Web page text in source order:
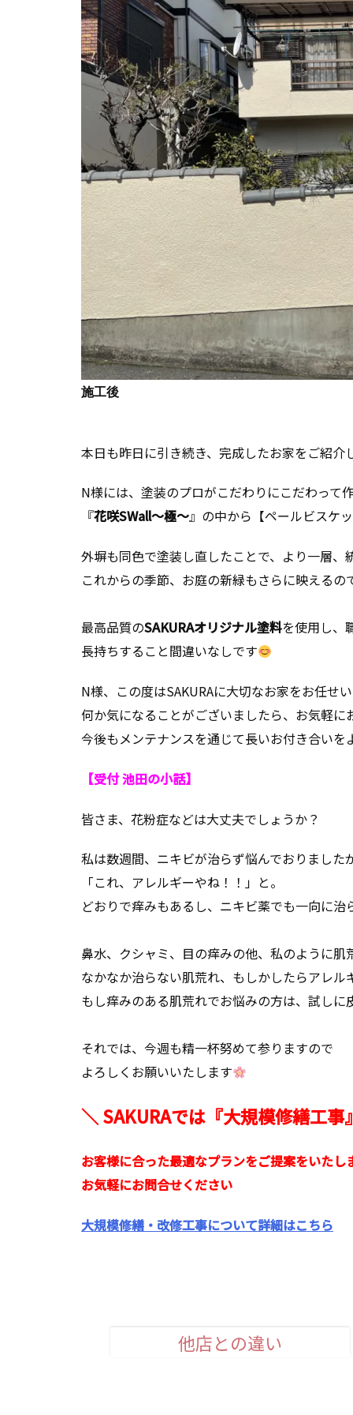
施工後
本日も昨日に引き続き、完成したお家をご紹介
N様には、塗装のプロがこだわりにこだわって
『花咲SWall～極～』の中から【ペールビスケ
外塀も同色で塗装し直したことで、より一層
これからの季節、お庭の新緑もさらに映えるの
最高品質のSAKURAオリジナル塗料を使用し、
長持ちすること間違いなしです
N様、この度はSAKURAに大切なお家をお任せ
何か気になることがございましたら、お気軽に
今後もメンテナンスを通じて長いお付き合いを
【受付 池田の小話】
皆さま、花粉症などは大丈夫でしょうか？
私は数週間、ニキビが治らず悩んでおりまし
「これ、アレルギーやね！！」と。
どおりで痒みもあるし、ニキビ薬でも一向に治
鼻水、クシャミ、目の痒みの他、私のように
なかなか治らない肌荒れ、もしかしたらアレル
もし痒みのある肌荒れでお悩みの方は、試し
それでは、今週も精一杯努めて参りますので
よろしくお願いいたします
＼ SAKURAでは『大規模修繕工事
お客様に合った最適なプランをご提案をいたし
お気軽にお問合せください
大規模修繕・改修工事について詳細はこちら
他店との違い